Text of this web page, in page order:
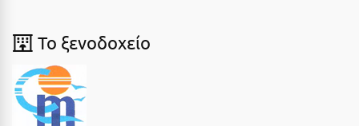
Βυτίνα
Γ
Γαλαξiδι
Δες όλες τις προσφορές
Δες όλα τα πακέτα διακοπών
To ξενοδοχείο